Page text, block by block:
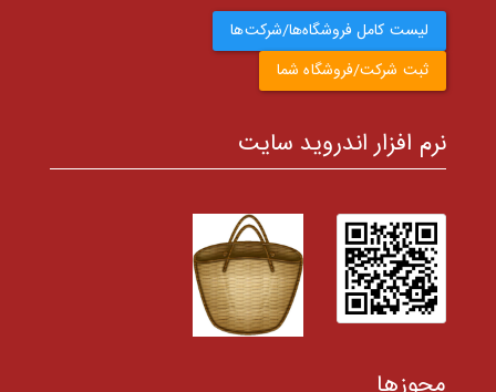
لیست کامل فروشگاه‌ها/شرکت‌ها
ثبت شرکت/فروشگاه شما
نرم افزار اندروید سایت